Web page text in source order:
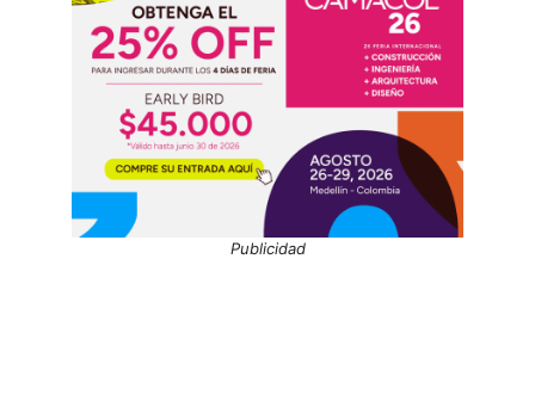
Publicidad